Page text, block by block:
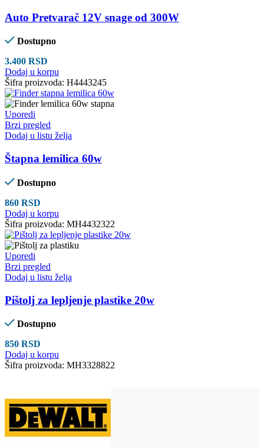
Auto Pretvarač 12V snage od 300W
Dostupno
3.400 RSD
Dodaj u korpu
Šifra proizvoda: H4443245
Uporedi
Brzi pregled
Dodaj u listu želja
Štapna lemilica 60w
Dostupno
860 RSD
Dodaj u korpu
Šifra proizvoda: MH4432322
Uporedi
Brzi pregled
Dodaj u listu želja
Pištolj za lepljenje plastike 20w
Dostupno
850 RSD
Dodaj u korpu
Šifra proizvoda: MH3328822